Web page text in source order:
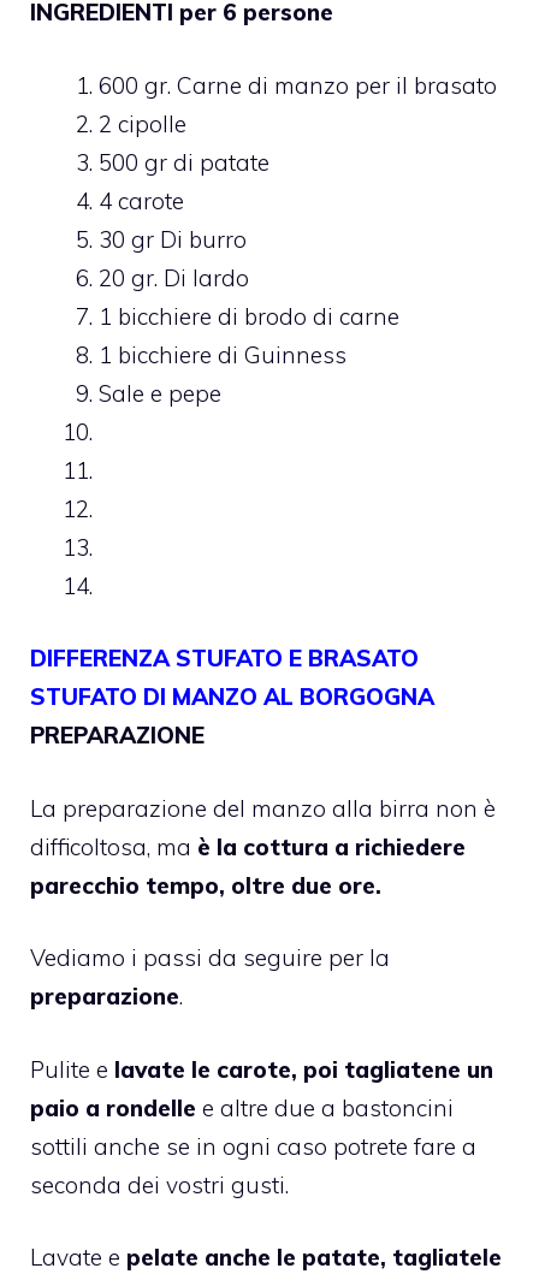
INGREDIENTI per 6 persone
600 gr. Carne di manzo per il brasato
2 cipolle
500 gr di patate
4 carote
30 gr Di burro
20 gr. Di lardo
1 bicchiere di brodo di carne
1 bicchiere di Guinness
Sale e pepe
DIFFERENZA STUFATO E BRASATO
STUFATO DI MANZO AL BORGOGNA
PREPARAZIONE
La preparazione del manzo alla birra non è
difficoltosa, ma è la cottura a richiedere
parecchio tempo, oltre due ore.
Vediamo i passi da seguire per la
preparazione.
Pulite e lavate le carote, poi tagliatene un
paio a rondelle e altre due a bastoncini
sottili anche se in ogni caso potrete fare a
seconda dei vostri gusti.
Lavate e pelate anche le patate, tagliatele